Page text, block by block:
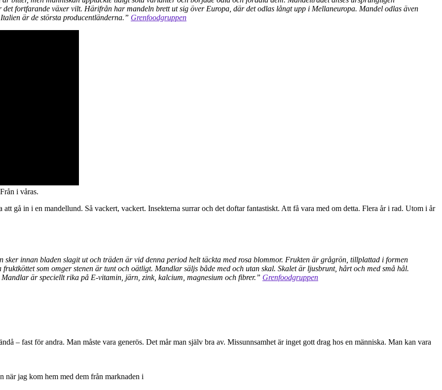
fortfarande växer vilt. Härifrån har mandeln brett ut sig över Europa, där det odlas långt upp i Mellaneuropa. Mandel odlas även
är de största producentländerna.” Grenfoodgruppen
i våras.
gå in i en mandellund. Så vackert, vackert. Insekterna surrar och det doftar fantastiskt. Att få vara med om detta. Flera år i rad. Utom i år
sker innan bladen slagit ut och träden är vid denna period helt täckta med rosa blommor. Frukten är grågrön, tillplattad i formen
som omger stenen är tunt och oätligt. Mandlar säljs både med och utan skal. Skalet är ljusbrunt, hårt och med små hål.
är speciellt rika på E-vitamin, järn, zink, kalcium, magnesium och fibrer.” Grenfoodgruppen
– fast för andra. Man måste vara generös. Det mår man själv bra av. Missunnsamhet är inget gott drag hos en människa. Man kan vara
jag kom hem med dem från marknaden i